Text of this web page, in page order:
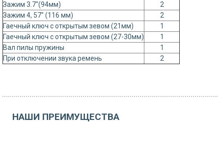
Зажим 3.7"(94мм)
2
Зажим 4, 57" (116 мм)
2
Гаечный ключ с открытым зевом (21мм)
1
Гаечный ключ с открытым зевом (27-30мм)
1
Вал пилы пружины
1
При отключении звука ремень
2
НАШИ ПРЕИМУЩЕСТВА